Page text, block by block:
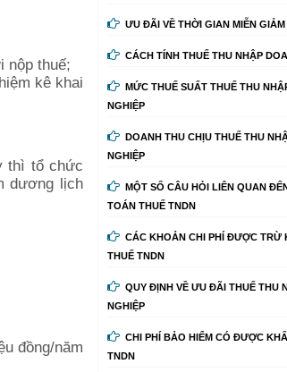
nộp thuế;
kê khai
thì tổ chức
dương lịch
đồng/năm
ƯU ĐÃI VỀ THỜI GIAN MIỄN GIẢM
CÁCH TÍNH THUẾ THU NHẬP
MỨC THUẾ SUẤT THUẾ THU
NGHIỆP
DOANH THU CHỊU THUẾ THU
NGHIỆP
MỘT SỐ CÂU HỎI LIÊN QUAN
TOÁN THUẾ TNDN
CÁC KHOẢN CHI PHÍ ĐƯỢC TRỪ
THUẾ TNDN
QUY ĐỊNH VỀ ƯU ĐÃI THUẾ THU
NGHIỆP
CHI PHÍ BẢO HIỂM CÓ ĐƯỢC
TNDN